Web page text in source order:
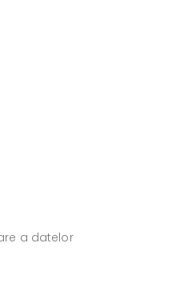
a datelor